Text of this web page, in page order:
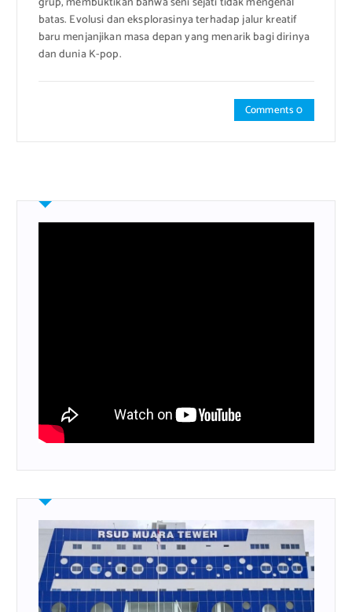
batas. Evolusi dan eksplorasinya terhadap jalur kreatif
baru menjanjikan masa depan yang menarik bagi dirinya
dan dunia K-pop.
Comments 0